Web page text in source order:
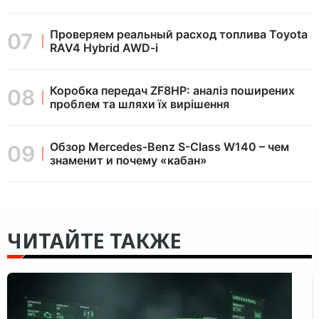
Проверяем реальный расход топлива Toyota
RAV4 Hybrid AWD-i
Коробка передач ZF8HP: аналіз поширених
проблем та шляхи їх вирішення
Обзор Mercedes-Benz S-Class W140 – чем
знаменит и почему «кабан»
ЧИТАЙТЕ ТАКЖЕ